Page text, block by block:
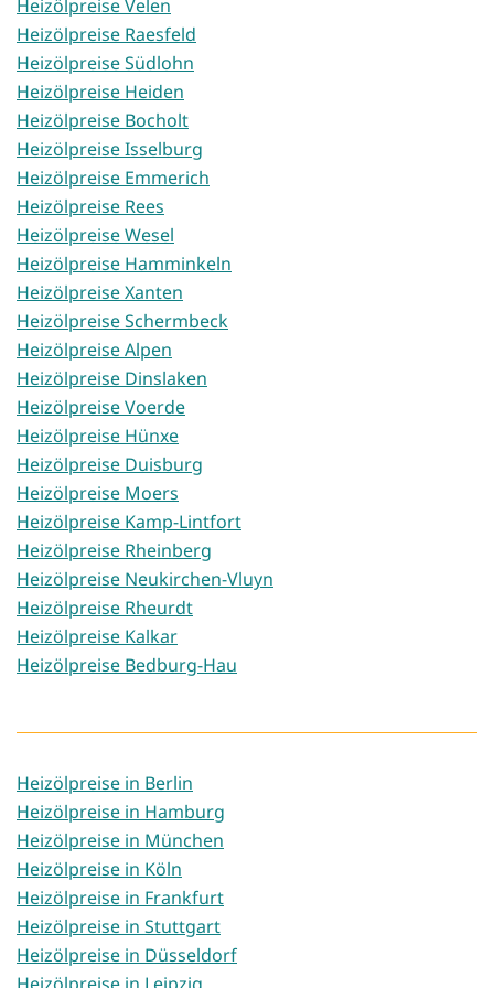
Heizölpreise Velen
Heizölpreise Raesfeld
Heizölpreise Südlohn
Heizölpreise Heiden
Heizölpreise Bocholt
Heizölpreise Isselburg
Heizölpreise Emmerich
Heizölpreise Rees
Heizölpreise Wesel
Heizölpreise Hamminkeln
Heizölpreise Xanten
Heizölpreise Schermbeck
Heizölpreise Alpen
Heizölpreise Dinslaken
Heizölpreise Voerde
Heizölpreise Hünxe
Heizölpreise Duisburg
Heizölpreise Moers
Heizölpreise Kamp-Lintfort
Heizölpreise Rheinberg
Heizölpreise Neukirchen-Vluyn
Heizölpreise Rheurdt
Heizölpreise Kalkar
Heizölpreise Bedburg-Hau
Heizölpreise in Berlin
Heizölpreise in Hamburg
Heizölpreise in München
Heizölpreise in Köln
Heizölpreise in Frankfurt
Heizölpreise in Stuttgart
Heizölpreise in Düsseldorf